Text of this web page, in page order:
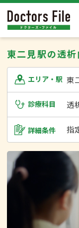
東二見駅の透
エリア・駅 東
診療科目 透
詳細条件 指